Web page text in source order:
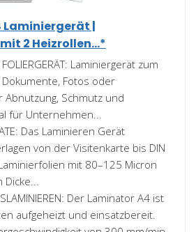
Laminiergerät |
2 Heizrollen...*
FOLIERGERÄT: Laminiergerät zum
Fotos oder
Abnutzung, Schmutz und
für Unternehmen...
Das Laminieren Gerät
von der Visitenkarte bis DIN
mit 80–125 Micron
Dicke...
Der Laminator A4 ist
aufgeheizt und einsatzbereit.